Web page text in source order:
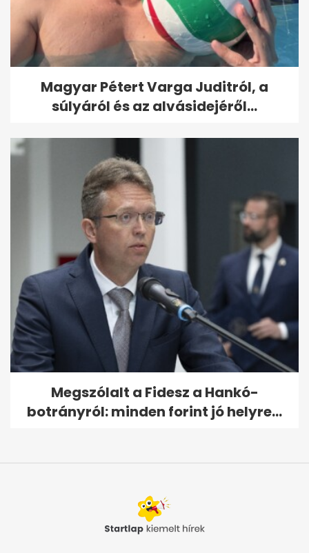
Magyar Pétert Varga Juditról, a
súlyáról és az alvásidejéről...
Megszólalt a Fidesz a Hankó-
botrányról: minden forint jó helyre...